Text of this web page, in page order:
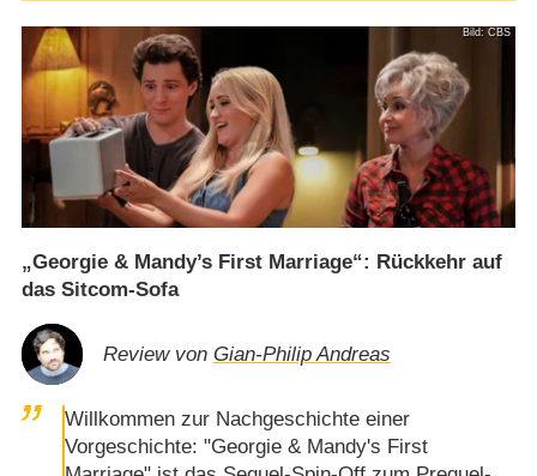
Bild: CBS
„Georgie & Mandy’s First Marriage“: Rückkehr auf
das Sitcom-Sofa
Review von Gian-Philip Andreas
Willkommen zur Nachgeschichte einer
Vorgeschichte: "Georgie & Mandy's First